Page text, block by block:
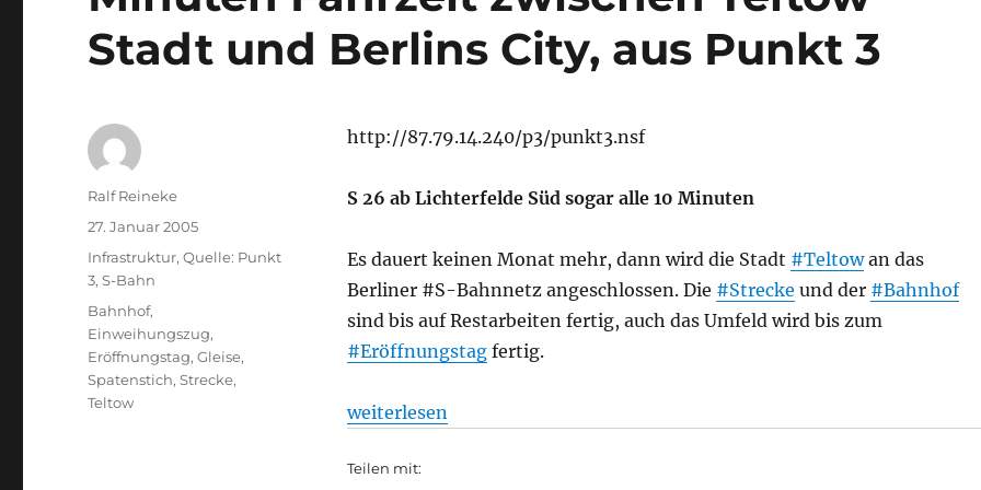
Stadt und Berlins City, aus Punkt 3
http://87.79.14.240/p3/punkt3.nsf
S 26 ab Lichterfelde Süd sogar alle 10 Minuten
Es dauert keinen Monat mehr, dann wird die Stadt #Teltowan das
Berliner #S-Bahnnetz angeschlossen. Die #Strecke und der #Bahnhof
sind bis auf Restarbeiten fertig, auch das Umfeld wird bis zum
#Eröffnungstagfertig.
„S-Bahn: Verbindung Teltow Berlin, Eröffnung am 24. Februar, Nur 25
weiterlesen
Teilen mit:
Autor
Ralf Reineke
Veröffentlicht
am
27. Januar 2005
Kategorien
Infrastruktur,Quelle: Punkt
3,S-Bahn
Schlagwörter
Bahnhof,
Einweihungszug,
Eröffnungstag,Gleise,
Spatenstich,Strecke,
Teltow